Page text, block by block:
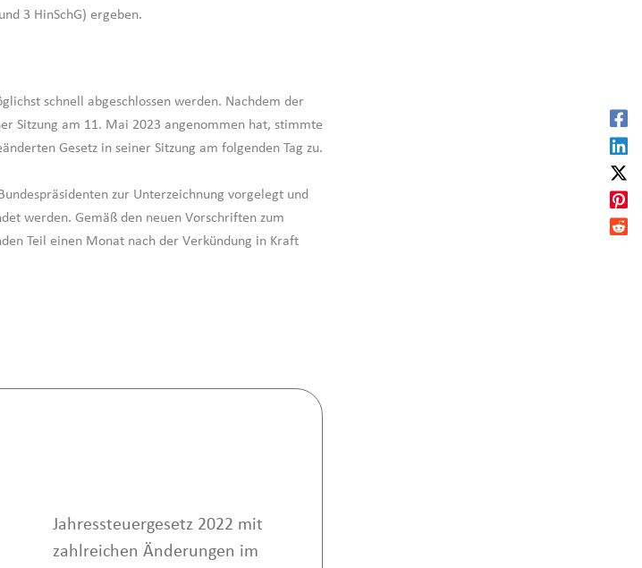
3 HinSchG) ergeben.
schnell abgeschlossen werden. Nachdem der
Sitzung am 11. Mai 2023 angenommen hat, stimmte
Gesetz in seiner Sitzung am folgenden Tag zu.
zur Unterzeichnung vorgelegt und
werden. Gemäß den neuen Vorschriften zum
Teil einen Monat nach der Verkündung in Kraft
Jahressteuergesetz 2022 mit
zahlreichen Änderungen im